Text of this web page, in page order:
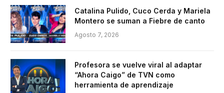
Catalina Pulido, Cuco Cerda y Mariela
Montero se suman a Fiebre de canto
Agosto 7, 2026
Profesora se vuelve viral al adaptar
“Ahora Caigo” de TVN como
herramienta de aprendizaje